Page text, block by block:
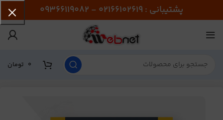
پشتیبانی : 02166102619 - 09366119082
0 تومان